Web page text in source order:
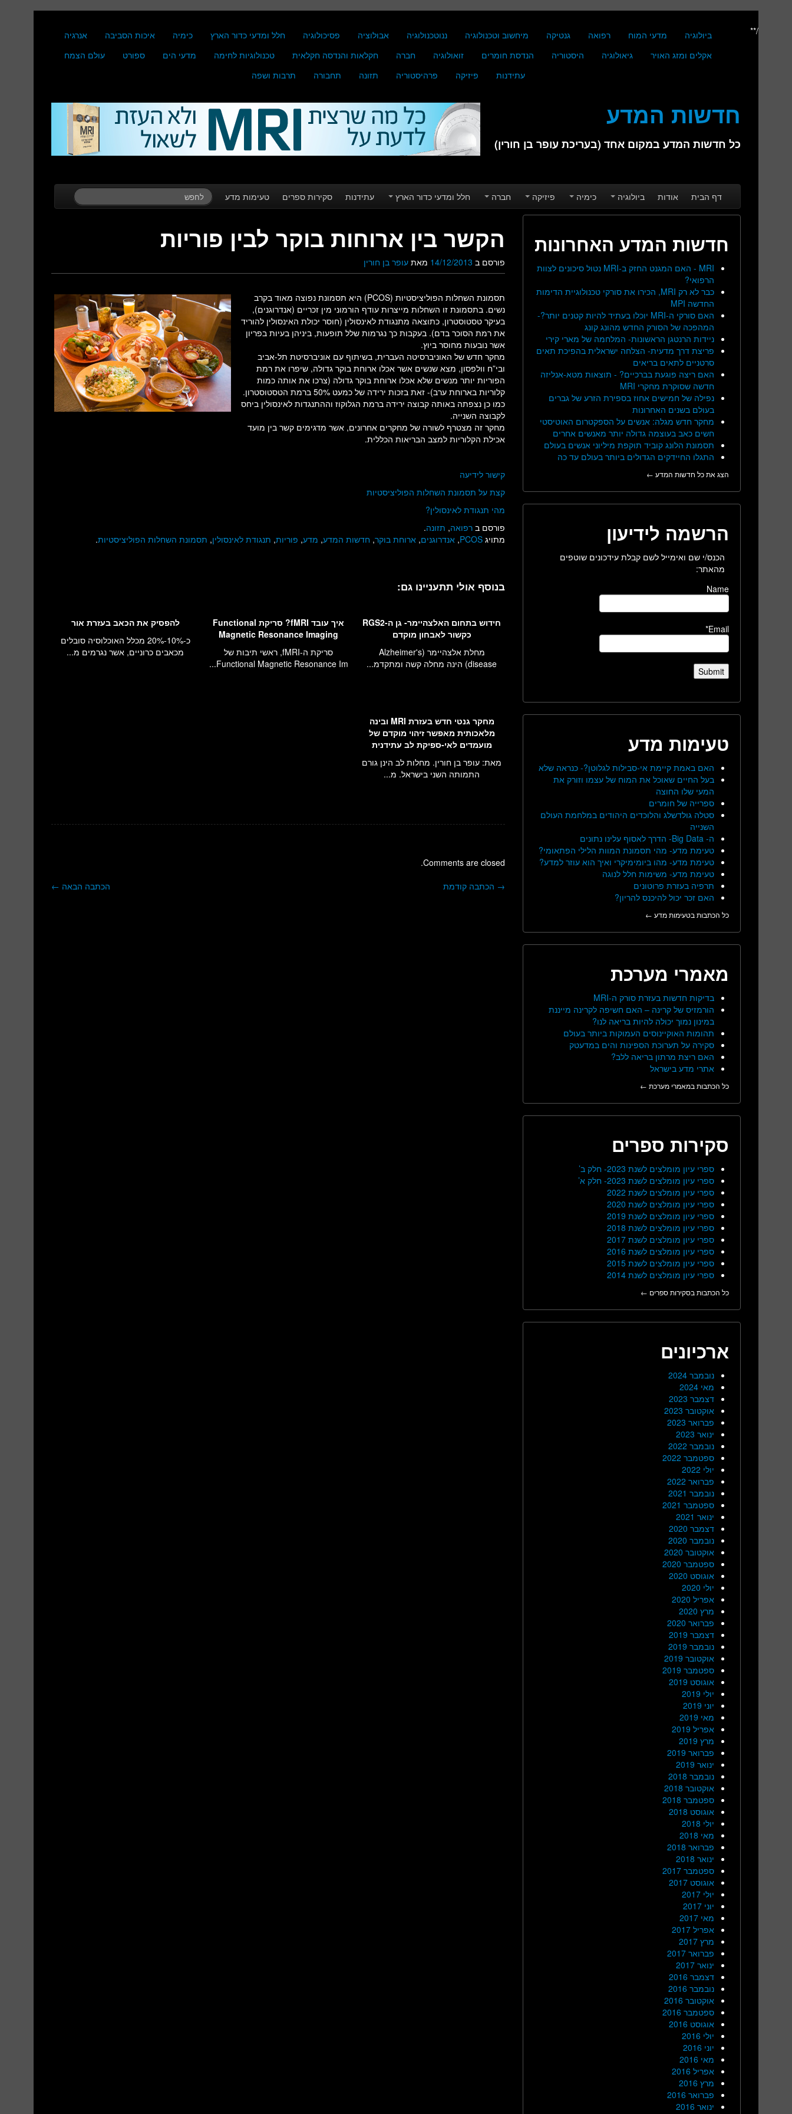
ביולוגיה מדעי המוח רפואה גנטיקה מיחשוב וטכנולוגיה ננוטכנולוגיה אבולוציה פסיכולוגיה חלל ומדעי כדור הארץ כימיה איכות הסביבה
אנרגיה
אקלים ומזג האויר
גיאולוגיה היסטוריה הנדסת חומרים זואולוגיה חברה חקלאות והנדסה חקלאית טכנולוגיות לחימה מדעי הים ספורט
עולם הצמח
עתידנות
פיזיקה פרהיסטוריה תזונה תחבורה תרבות ושפה
חדשות המדע
כל חדשות המדע במקום אחד (בעריכת עופר בן חורין)
Main menu
דף הבית אודות ביולוגיה כימיה פיזיקה חברה חלל ומדעי כדור הארץ עתידנות סקירות ספרים טעימות מדע
הקשר בין ארוחות בוקר לבין פוריות
פורסם ב 14/12/2013 מאת עופר בן חורין
תסמונת השחלות הפוליציסטיות (PCOS) היא תסמונת נפוצה מאוד בקרב
נשים. בתסמונת זו השחלות מייצרות עודף הורמוני מין זכריים (אנדרוגנים),
בעיקר טסטוסטרון, כתוצאה מתנגודת לאינסולין (חוסר יכולת האינסולין להוריד
את רמת הסוכר בדם). בעקבות כך נגרמות שלל תופעות, ביניהן בעיות בפריון
אשר נובעות מחוסר ביוץ.
מחקר חדש של האוניברסיטה העברית, בשיתוף עם אוניברסיטת תל-אביב
ובי”ח וולפסון, מצא שנשים אשר אכלו ארוחת בוקר גדולה, שיפרו את רמת
הפוריות יותר מנשים שלא אכלו ארוחת בוקר גדולה (צרכו את אותה כמות
קלוריות בארוחת ערב)- זאת בזכות ירידה של כמעט 50% ברמת הטסטוסטרון.
כמו כן נצפתה באותה קבוצה ירידה ברמת הגלוקוז וההתנגדות לאינסולין ביחס
לקבוצה השנייה.
מחקר זה מצטרף לשורה של מחקרים אחרונים, אשר מדגימים קשר בין מועד
אכילת הקלוריות למצב הבריאות הכללית.
קישור לידיעה
קצת על תסמונת השחלות הפוליציסטיות
מהי תנגודת לאינסולין?
פורסם ב רפואה, תזונה.
מתויג PCOS
, אנדרוגנים, ארוחת בוקר, חדשות המדע, מדע, פוריות, תנגודת לאינסולין, תסמונת השחלות הפוליציסטיות.
בנוסף אולי תתעניינו גם:
חידוש בתחום האלצהיימר- גן ה-RGS2
כקשור לאבחון מוקדם
מחלת אלצהיימר (Alzheimer's
disease) הינה מחלה קשה ומתקדמ...
איך עובד fMRI? סריקת Functional
Magnetic Resonance Imaging
סריקת ה-fMRI, ראשי תיבות של
Functional Magnetic Resonance Im...
להפסיק את הכאב בעזרת אור
כ-10%-20% מכלל האוכלוסיה סובלים
מכאבים כרוניים, אשר נגרמים מ...
מחקר גנטי חדש בעזרת MRI ובינה
מלאכותית מאפשר זיהוי מוקדם של
מועמדים לאי-ספיקת לב עתידנית
מאת: עופר בן חורין. מחלות לב הינן גורם
התמותה השני בישראל. מ...
Comments are closed.
ניווט בפוסטים הכתבה הבאה ← → הכתבה קודמת
חדשות המדע האחרונות
MRI - האם המגנט החזק ב-MRI נטול סיכונים לצוות
הרפואי?
כבר לא רק MRI, הכירו את סורקי טכנולוגיית הדימות
החדשה MPI
האם סורקי ה-MRI יוכלו בעתיד להיות קטנים יותר?-
המהפכה של הסורק החדש מהונג קונג
ניידות הרנטגן הראשונות- המלחמה של מארי קירי
פריצת דרך מדעית- הצלחה ישראלית בהפיכת תאים
סרטניים לתאים בריאים
האם ריצה פוגעת בברכיים? - תוצאות מטא-אנליזה
חדשה שסוקרת מחקרי MRI
נפילה של חמישים אחוז בספירת הזרע של גברים
בעולם בשנים האחרונות
מחקר חדש מגלה: אנשים על הספקטרום האוטיסטי
חשים כאב בעוצמה גדולה יותר מאנשים אחרים
תסמונת הלונג קוביד תוקפת מיליוני אנשים בעולם
התגלו החיידקים הגדולים ביותר בעולם עד כה
הצג את כל חדשות המדע ←
הרשמה לידיעון
הכנס/י שם ואימייל לשם קבלת עידכונים שוטפים
מהאתר:
Name
Email*
טעימות מדע
האם באמת קיימת אי-סבילות לגלוטן?- כנראה שלא
בעל החיים שאוכל את המוח של עצמו וזורק את
המעי שלו החוצה
ספרייה של חומרים
סטלה גולדשלג והלוכדים היהודים במלחמת העולם
השנייה
ה- Big Data- הדרך לאסוף עלינו נתונים
טעימת מדע- מהי תסמונת המוות הלילי הפתאומי?
טעימת מדע- מהו ביומימיקרי ואיך הוא עוזר למדע?
טעימת מדע- משימות חלל לנוגה
תרפיה בעזרת פרוטונים
האם זכר יכול להיכנס להריון?
כל הכתבות בטעימות מדע ←
מאמרי מערכת
בדיקות חדשות בעזרת סורק ה-MRI
הורמזיס של קרינה – האם חשיפה לקרינה מייננת
במינון נמוך יכולה להיות בריאה לנו?
תהומות האוקיינוסים העמוקות ביותר בעולם
סקירה על תערוכת הספינות והים במדעטק
האם ריצת מרתון בריאה ללב?
אתרי מדע בישראל
כל הכתבות במאמרי מערכת ←
סקירות ספרים
ספרי עיון מומלצים לשנת 2023- חלק ב’
ספרי עיון מומלצים לשנת 2023- חלק א’
ספרי עיון מומלצים לשנת 2022
ספרי עיון מומלצים לשנת 2020
ספרי עיון מומלצים לשנת 2019
ספרי עיון מומלצים לשנת 2018
ספרי עיון מומלצים לשנת 2017
ספרי עיון מומלצים לשנת 2016
ספרי עיון מומלצים לשנת 2015
ספרי עיון מומלצים לשנת 2014
כל הכתבות בסקירות ספרים ←
ארכיונים
נובמבר 2024
מאי 2024
דצמבר 2023
אוקטובר 2023
פברואר 2023
ינואר 2023
נובמבר 2022
ספטמבר 2022
יולי 2022
פברואר 2022
נובמבר 2021
ספטמבר 2021
ינואר 2021
דצמבר 2020
נובמבר 2020
אוקטובר 2020
ספטמבר 2020
אוגוסט 2020
יולי 2020
אפריל 2020
מרץ 2020
פברואר 2020
דצמבר 2019
נובמבר 2019
אוקטובר 2019
ספטמבר 2019
אוגוסט 2019
יולי 2019
יוני 2019
מאי 2019
אפריל 2019
מרץ 2019
פברואר 2019
ינואר 2019
נובמבר 2018
אוקטובר 2018
ספטמבר 2018
אוגוסט 2018
יולי 2018
מאי 2018
פברואר 2018
ינואר 2018
ספטמבר 2017
אוגוסט 2017
יולי 2017
יוני 2017
מאי 2017
אפריל 2017
מרץ 2017
פברואר 2017
ינואר 2017
דצמבר 2016
נובמבר 2016
אוקטובר 2016
ספטמבר 2016
אוגוסט 2016
יולי 2016
יוני 2016
מאי 2016
אפריל 2016
מרץ 2016
פברואר 2016
ינואר 2016
/**